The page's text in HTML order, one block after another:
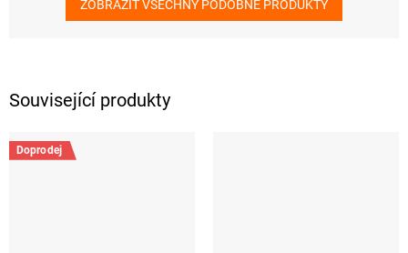
Související produkty
Doprodej
ZOBRAZIT VŠECHNY PODOBNÉ PRODUKTY